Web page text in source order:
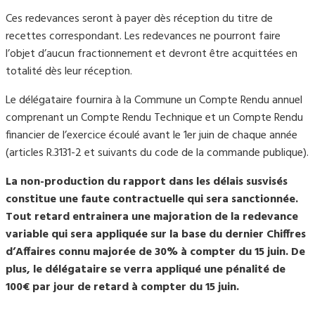
Ces redevances seront à payer dès réception du titre de
recettes correspondant. Les redevances ne pourront faire
l’objet d’aucun fractionnement et devront être acquittées en
totalité dès leur réception.
Le délégataire fournira à la Commune un Compte Rendu annuel
comprenant un Compte Rendu Technique et un Compte Rendu
financier de l’exercice écoulé avant le 1er juin de chaque année
(articles R.3131-2 et suivants du code de la commande publique).
La non-production du rapport dans les délais susvisés
constitue une faute contractuelle qui sera sanctionnée.
Tout retard entrainera une majoration de la redevance
variable qui sera appliquée sur la base du dernier Chiffres
d’Affaires connu majorée de 30% à compter du 15 juin. De
plus, le délégataire se verra appliqué une pénalité de
100€par jour de retard à compter du 15 juin.